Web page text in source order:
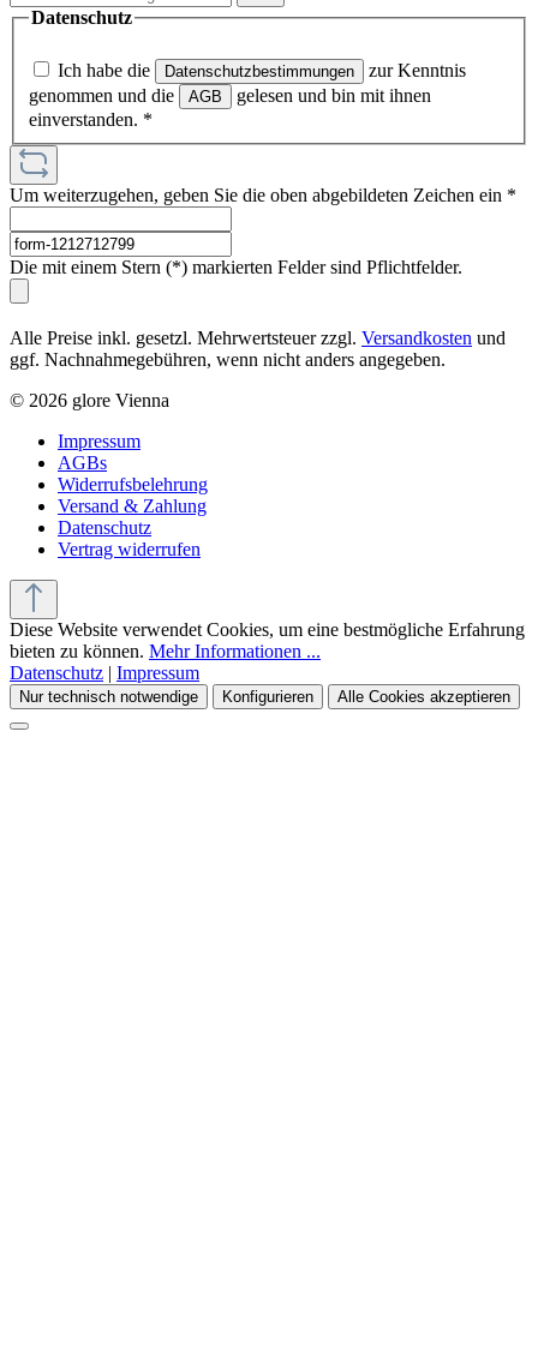
Datenschutz
Ich habe die Datenschutzbestimmungen
zur Kenntnis
genommen und die
AGB
gelesen und bin mit ihnen
einverstanden. *
Um weiterzugehen, geben Sie die oben abgebildeten Zeichen ein *
Die mit einem Stern (*) markierten Felder sind Pflichtfelder.
Alle Preise inkl. gesetzl. Mehrwertsteuer zzgl. Versandkosten und
ggf. Nachnahmegebühren, wenn nicht anders angegeben.
© 2026 glore Vienna
Impressum
AGBs
Widerrufsbelehrung
Versand & Zahlung
Datenschutz
Vertrag widerrufen
Diese Website verwendet Cookies, um eine bestmögliche Erfahrung
bieten zu können. Mehr Informationen ...
Datenschutz | Impressum
Nur technisch notwendige Konfigurieren Alle Cookies akzeptieren